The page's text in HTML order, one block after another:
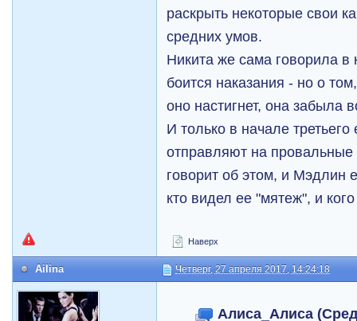
раскрыть некоторые свои
средних умов.
Никита же сама говорила в
боится наказания - но о
оно настигнет, она забыла
И только в начале
отправляют на
говорит об этом, и Мэдлин
кто видел ее "мятеж", и
Наверх
Ailina Четверг, 27 апреля 2017, 14:24:18
Алиса_Алиса